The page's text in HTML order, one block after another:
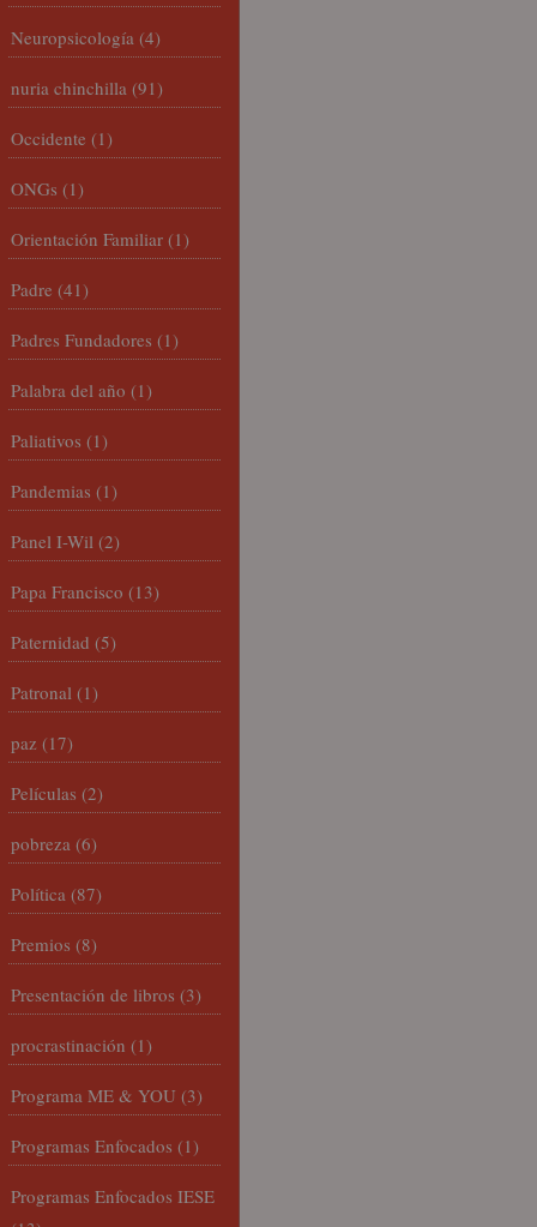
Neuropsicología (4)
nuria chinchilla (91)
Occidente (1)
ONGs (1)
Orientación Familiar (1)
Padre (41)
Padres Fundadores (1)
Palabra del año (1)
Paliativos (1)
Pandemias (1)
Panel I-Wil (2)
Papa Francisco (13)
Paternidad (5)
Patronal (1)
paz (17)
Películas (2)
pobreza (6)
Política (87)
Premios (8)
Presentación de libros (3)
procrastinación (1)
Programa ME & YOU (3)
Programas Enfocados (1)
Programas Enfocados IESE